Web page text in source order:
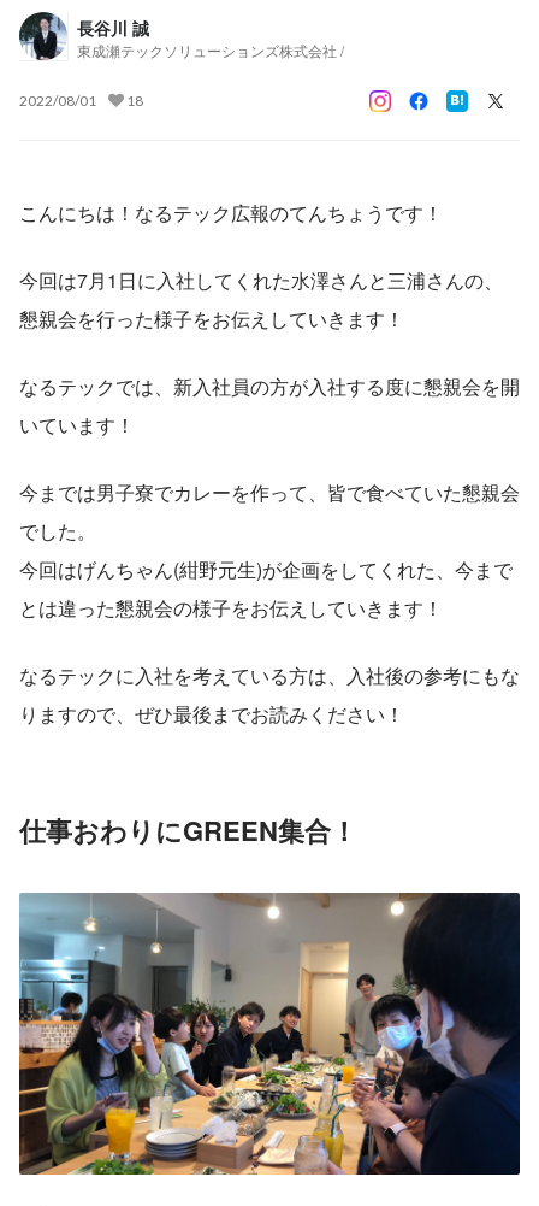
長谷川 誠
東成瀬テックソリューションズ株式会社 /
2022/08/01 18
こんにちは！なるテック広報のてんちょうです！
今回は7月1日に入社してくれた水澤さんと三浦さんの、
懇親会を行った様子をお伝えしていきます！
なるテックでは、新入社員の方が入社する度に懇親会を開
いています！
今までは男子寮でカレーを作って、皆で食べていた懇親会
でした。
今回はげんちゃん(紺野元生)が企画をしてくれた、今まで
とは違った懇親会の様子をお伝えしていきます！
なるテックに入社を考えている方は、入社後の参考にもな
りますので、ぜひ最後までお読みください！
仕事おわりにGREEN集合！